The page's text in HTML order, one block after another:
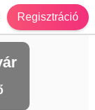
Regisztráció